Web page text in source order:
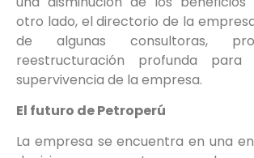
otro lado, el directorio de la
de algunas consultoras,
reestructuración profunda para
supervivencia de la empresa.
El futuro de Petroperú
La empresa se encuentra en una